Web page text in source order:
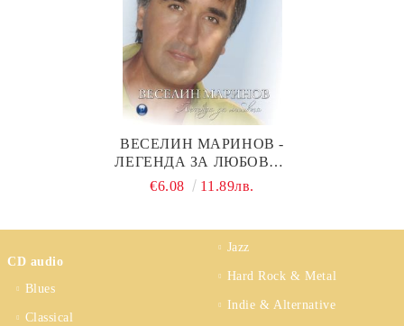
ВЕСЕЛИН МАРИНОВ -
ЛЕГЕНДА ЗА ЛЮБОВТА
(АЛБУМ 2019) (CD)
€6.08 11.89лв.
CD audio
Blues
Classical
Jazz
Hard Rock & Metal
Indie & Alternative